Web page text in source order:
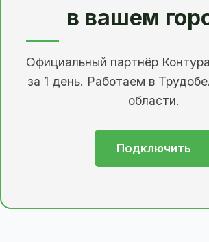
в вашем
Официальный партнёр
за 1 день. Работаем в
области.
Подключить